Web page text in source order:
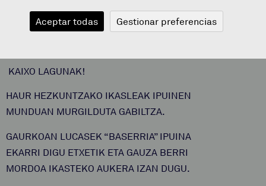
IPUIN
KONTAKETAK
KAIXO LAGUNAK!
HAUR HEZKUNTZAKO IKASLEAK IPUINEN
MUNDUAN MURGILDUTA GABILTZA.
GAURKOAN LUCASEK “BASERRIA” IPUINA
EKARRI DIGU ETXETIK ETA GAUZA BERRI
MORDOA IKASTEKO AUKERA IZAN DUGU.
Aceptar todas Gestionar preferencias